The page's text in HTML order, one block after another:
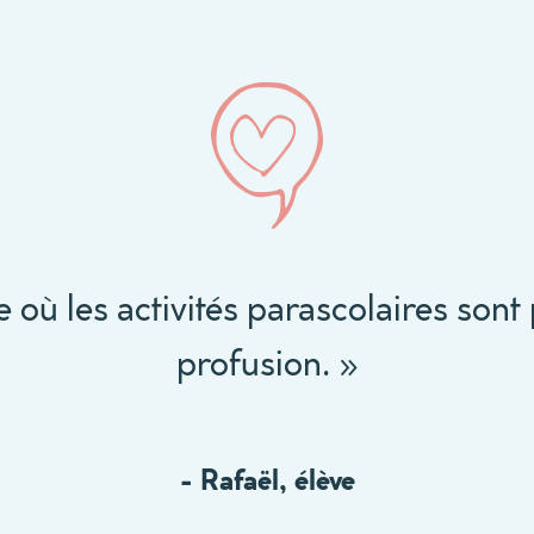
« Petite et multiculturelle! »